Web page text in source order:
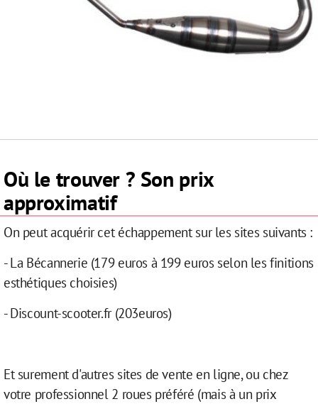
Où le trouver ? Son prix
approximatif
On peut acquérir cet échappement sur les sites suivants :
- La Bécannerie (179 euros à 199 euros selon les finitions
esthétiques choisies)
- Discount-scooter.fr (203euros)
Et surement d'autres sites de vente en ligne, ou chez
votre professionnel 2 roues préféré (mais à un prix